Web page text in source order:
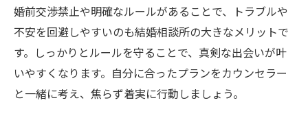
婚前交渉禁止や明確なルールがあることで、トラブルや
不安を回避しやすいのも結婚相談所の大きなメリットで
す。しっかりとルールを守ることで、真剣な出会いが叶
いやすくなります。自分に合ったプランをカウンセラー
と一緒に考え、焦らず着実に行動しましょう。